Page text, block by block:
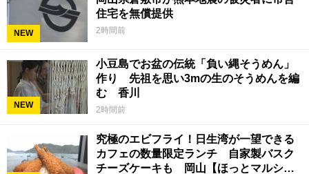
NEW
住宅を無償提供
2時間前
NEW
小豆島でお盆の伝統「負い縄そうめん」
作り 先祖を思い3mの生のそうめんを編
む 香川
2時間前
究極のエビフライ！日生湾が一望できる
カフェの数量限定ランチ 自家製バスク
チーズケーキも 岡山【ほっとマルシ